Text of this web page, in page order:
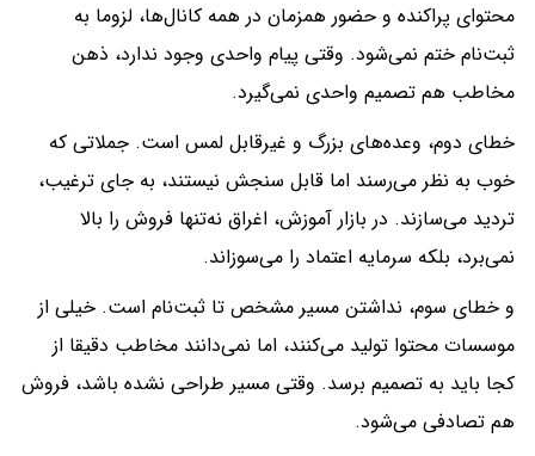
محتوای پراکنده و حضور همزمان در همه کانال‌ها، لزوما به
ثبت‌نام ختم نمی‌شود. وقتی پیام واحدی وجود ندارد، ذهن
مخاطب هم تصمیم واحدی نمی‌گیرد.
خطای دوم، وعده‌های بزرگ و غیرقابل لمس است. جملاتی که
خوب به نظر می‌رسند اما قابل سنجش نیستند، به جای ترغیب،
تردید می‌سازند. در بازار آموزش، اغراق نه‌تنها فروش را بالا
نمی‌برد، بلکه سرمایه اعتماد را می‌سوزاند.
و خطای سوم، نداشتن مسیر مشخص تا ثبت‌نام است. خیلی از
موسسات محتوا تولید می‌کنند، اما نمی‌دانند مخاطب دقیقا از
کجا باید به تصمیم برسد. وقتی مسیر طراحی نشده باشد، فروش
هم تصادفی می‌شود.